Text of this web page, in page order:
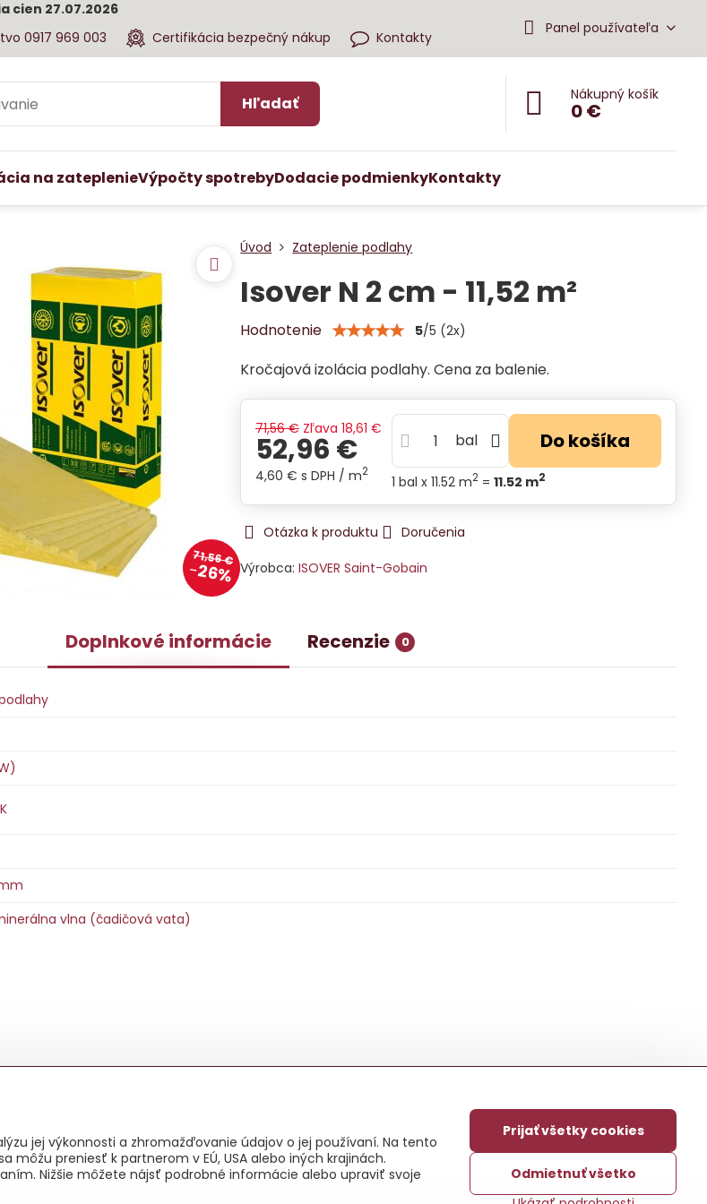
cien 27.07.2026
0917 969 003 Certifikácia bezpečný nákup Kontakty
Panel používateľa
Hľadať Nákupný košík
0 €
na zateplenieVýpočty spotrebyDodacie podmienkyKontakty
71,56 €
26%
Úvod Zateplenie podlahy
Isover N 2 cm - 11,52 m²
Hodnotenie 5/5 (2x)
Kročajová izolácia podlahy. Cena za balenie.
71,56 € Zľava 18,61 €
52,96 €
4,60 € s DPH / m2
bal Do košíka
1 bal x 11.52 m2= 11.52 m2
Otázka k produktu
Doručenia
Výrobca:ISOVER Saint-Gobain
Doplnkové informácie Recenzie 0
vlna (čadičová vata)
jej výkonnosti a zhromažďovanie údajov o jej používaní. Na tento
preniesť k partnerom v EÚ, USA alebo iných krajinách.
Nižšie môžete nájsť podrobné informácie alebo upraviť svoje
Prijať všetky cookies
Odmietnuť všetko